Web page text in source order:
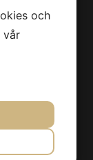
och
vår